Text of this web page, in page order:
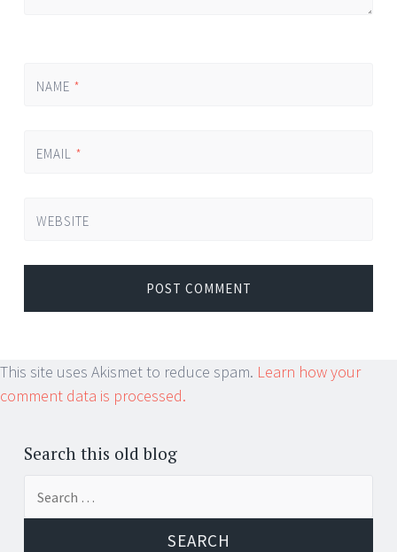
NAME *
EMAIL *
WEBSITE
This site uses Akismet to reduce spam. Learn how your
comment data is processed.
Search this old blog